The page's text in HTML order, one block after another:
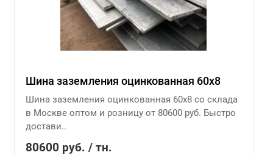
Шина заземления оцинкованная 60х8
Шина заземления оцинкованная 60х8 со склада
в Москве оптом и розницу от 80600 руб. Быстро
достави..
80600 руб. / тн.